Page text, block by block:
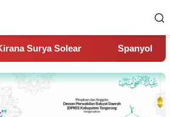
Spanyol Juara Piala Dunia 2026,